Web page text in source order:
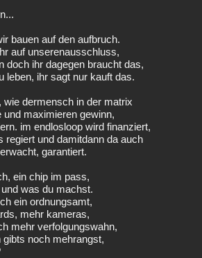
bauen auf den aufbruch.
auf unserenausschluss,
doch ihr dagegen braucht das,
leben, ihr sagt nur kauft das.
wie dermensch in der matrix
und maximieren gewinn,
im endlosloop wird finanziert,
regiert und damitdann da auch
garantiert.
ein chip im pass,
was du machst.
ein ordnungsamt,
mehr kameras,
mehr verfolgungswahn,
noch mehrangst,